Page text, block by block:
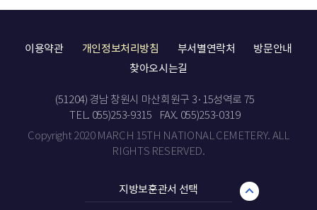
이용약관 개인정보처리방침 부서별연락처
방문안내
찾아오시는길
(51204) 경남 창원시 마산회원구 3·15성역로 75
TEL. 055)253-9315
FAX. 055)253-0319
Copyright 2020 MARCH 15TH NATIONAL CEMETERY. ALL
RIGHTS RESERVED.
지방보훈관서 선택